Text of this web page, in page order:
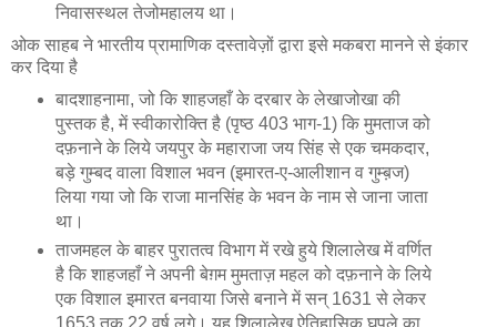
निवासस्थल तेजोमहालय था।
ओक साहब ने भारतीय प्रामाणिक दस्तावेज़ों द्वारा इसे मकबरा मानने से इंकार
कर दिया है
बादशाहनामा, जो कि शाहजहाँ के दरबार के लेखाजोखा की
पुस्तक है, में स्वीकारोक्ति है (पृष्ठ 403 भाग-1) कि मुमताज को
दफ़नाने के लिये जयपुर के महाराजा जय सिंह से एक चमकदार,
बड़े गुम्बद वाला विशाल भवन (इमारत-ए-आलीशान व गुम्ब़ज)
लिया गया जो कि राजा मानसिंह के भवन के नाम से जाना जाता
था।
ताजमहल के बाहर पुरातत्व विभाग में रखे हुये शिलालेख में वर्णित
है कि शाहजहाँ ने अपनी बेग़म मुमताज़ महल को दफ़नाने के लिये
एक विशाल इमारत बनवाया जिसे बनाने में सन् 1631 से लेकर
1653 तक 22 वर्ष लगे। यह शिलालेख ऐतिहासिक घपले का